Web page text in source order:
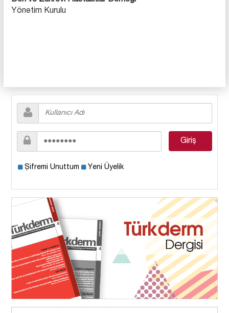
Yönetim Kurulu
Şifremi Unuttum Yeni Üyelik